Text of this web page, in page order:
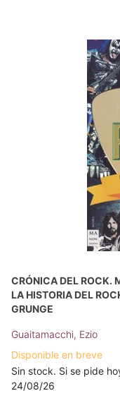
CRÓNICA DEL ROCK.
LA HISTORIA DEL
GRUNGE
Guaitamacchi, Ezio
Disponible en breve
Sin stock. Si se pide
24/08/26